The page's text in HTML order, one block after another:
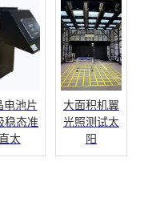
电池片
稳态准
直太
大面积机翼
光照测试太
阳